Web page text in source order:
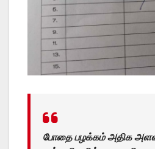
போதை பழக்கம் அதிக